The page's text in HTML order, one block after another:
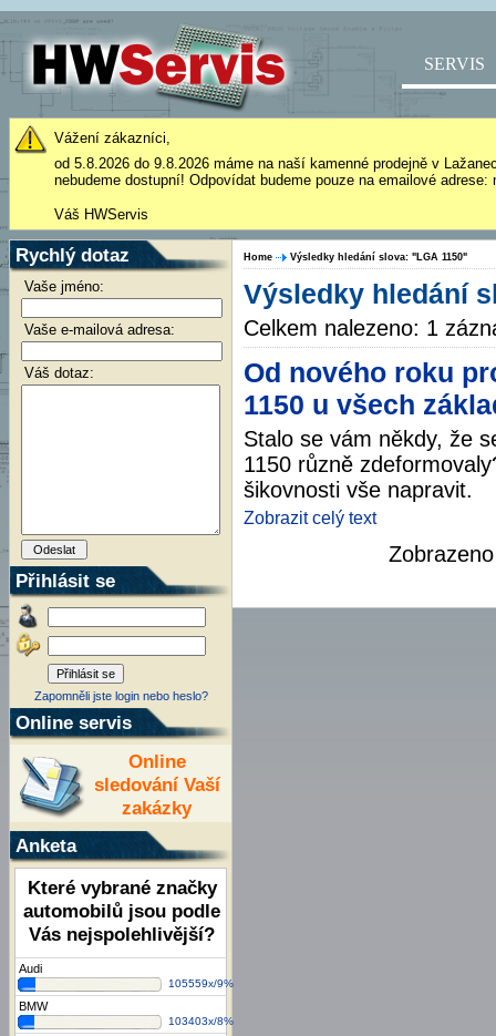
SERVIS
Vážení zákazníci,
od 5.8.2026 do 9.8.2026 máme na naší kamenné prodejně v
nebudeme dostupní! Odpovídat budeme pouze na emailové
Váš HWServis
Rychlý dotaz
Vaše jméno:
Vaše e-mailová adresa:
Váš dotaz:
Přihlásit se
Zapomněli jste login nebo heslo?
Online servis
Online
sledování Vaší
zakázky
Anketa
Které vybrané značky
automobilů jsou podle
Vás nejspolehlivější?
Audi
105559x/9%
BMW
103403x/8%
Home Výsledky hledání slova: "LGA 1150"
Výsledky hledání
Celkem nalezeno: 1
Od nového roku
1150 u všech
Stalo se vám někdy, že
1150 různě
šikovnosti vše napravit.
Zobrazit celý text